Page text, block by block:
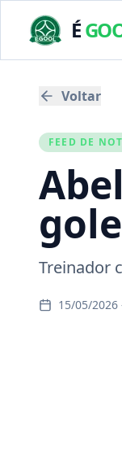
É
Voltar
FEED DE
Treinador
15/05/2026